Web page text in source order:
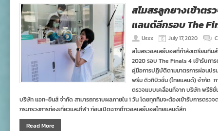
สโมสรลูกยางเข้าต
แลนด์ลีกรอบ The
Usxx July 17, 2020
สโมสรวอลเลย์บอลที่กำลังเตรียมที
2020 รอบ The Finals 4 เข้ารับการ
คู่มือการปฏิบัติตามมาตรการผ่อนปร
พรีม ดิวทิบิวชั่น (ไทยแลนด์) จำกัด ก
ตรวจแบบเคลื่อนที่จาก บริษัท พรีซิชั่
บริษัท แอท-ยีนส์ จำกัด สามารถทราบผลภายใน 1 วัน โดยทุกทีมจะต้องเข้ารับการตร
กระทรวงการท่องเที่ยวและกีฬา ก่อนเปิดฉากศึกวอลเลย์บอลไทยแลนด์ลีก
Read More